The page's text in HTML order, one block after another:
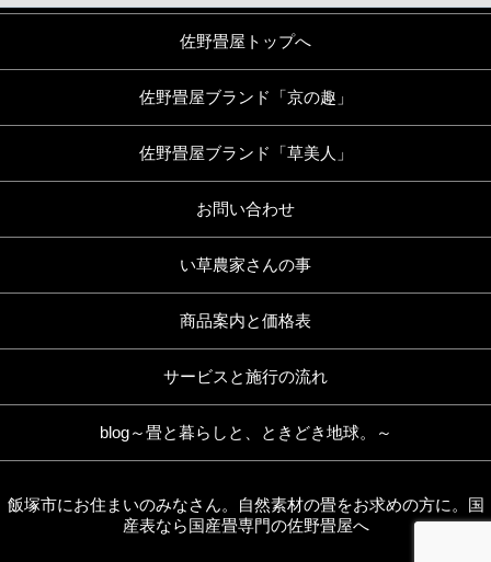
飯塚市にお住まいのみなさん。自然素材の畳をお求めの方に。国
産表なら国産畳専門の佐野畳屋へ
佐野畳屋トップへ
佐野畳屋ブランド「京の趣」
佐野畳屋ブランド「草美人」
お問い合わせ
い草農家さんの事
商品案内と価格表
サービスと施行の流れ
blog～畳と暮らしと、ときどき地球。～